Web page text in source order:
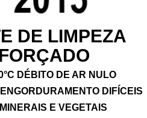
DE LIMPEZA
DÉBITO DE AR NULO
DIFÍCEIS
E VEGETAIS